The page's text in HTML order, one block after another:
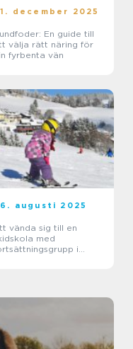
december 2025
En guide till
välja rätt näring för
fyrbenta vän
augusti 2025
vända sig till en
med
i